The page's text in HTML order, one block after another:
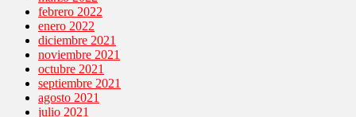
febrero 2022
enero 2022
diciembre 2021
noviembre 2021
octubre 2021
septiembre 2021
agosto 2021
julio 2021